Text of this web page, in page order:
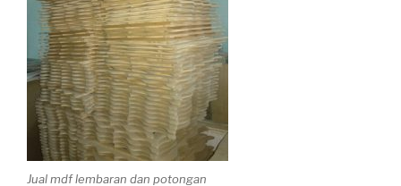
Jual mdf lembaran dan potongan